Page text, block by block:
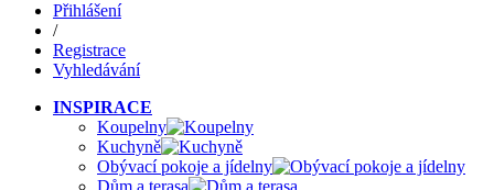
Přihlášení
/
Registrace
Vyhledávání
INSPIRACE
Koupelny
Kuchyně
Obývací pokoje a jídelny